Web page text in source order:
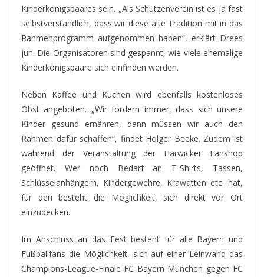
Kinderkönigspaares sein. „Als Schützenverein ist es ja fast
selbstverständlich, dass wir diese alte Tradition mit in das
Rahmenprogramm aufgenommen haben“, erklärt Drees
jun. Die Organisatoren sind gespannt, wie viele ehemalige
Kinderkönigspaare sich einfinden werden.
Neben Kaffee und Kuchen wird ebenfalls kostenloses
Obst angeboten. „Wir fordern immer, dass sich unsere
Kinder gesund ernähren, dann müssen wir auch den
Rahmen dafür schaffen“, findet Holger Beeke. Zudem ist
während der Veranstaltung der Harwicker Fanshop
geöffnet. Wer noch Bedarf an T-Shirts, Tassen,
Schlüsselanhängern, Kindergewehre, Krawatten etc. hat,
für den besteht die Möglichkeit, sich direkt vor Ort
einzudecken.
Im Anschluss an das Fest besteht für alle Bayern und
Fußballfans die Möglichkeit, sich auf einer Leinwand das
Champions-League-Finale FC Bayern München gegen FC